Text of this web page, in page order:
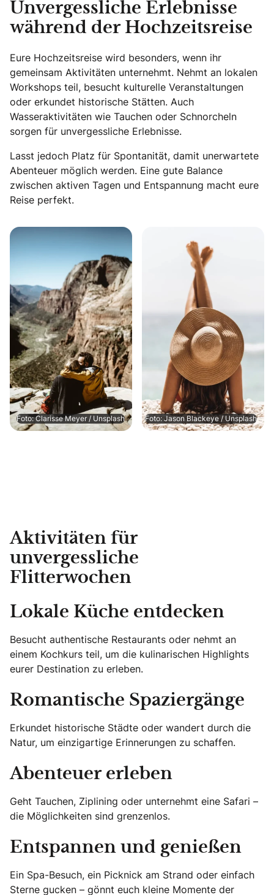
Unvergessliche Erlebnisse
während der Hochzeitsreise
Eure Hochzeitsreise wird besonders, wenn ihr
gemeinsam Aktivitäten unternehmt. Nehmt an lokalen
Workshops teil, besucht kulturelle Veranstaltungen
oder erkundet historische Stätten. Auch
Wasseraktivitäten wie Tauchen oder Schnorcheln
sorgen für unvergessliche Erlebnisse.
Lasst jedoch Platz für Spontanität, damit unerwartete
Abenteuer möglich werden. Eine gute Balance
zwischen aktiven Tagen und Entspannung macht eure
Reise perfekt.
Foto: Clarisse Meyer / Unsplash Foto: Jason Blackeye / Unsplash
Aktivitäten für
unvergessliche
Flitterwochen
Lokale Küche entdecken
Besucht authentische Restaurants oder nehmt an
einem Kochkurs teil, um die kulinarischen Highlights
eurer Destination zu erleben.
Romantische Spaziergänge
Erkundet historische Städte oder wandert durch die
Natur, um einzigartige Erinnerungen zu schaffen.
Abenteuer erleben
Geht Tauchen, Ziplining oder unternehmt eine Safari –
die Möglichkeiten sind grenzenlos.
Entspannen und genießen
Ein Spa-Besuch, ein Picknick am Strand oder einfach
Sterne gucken – gönnt euch kleine Momente der